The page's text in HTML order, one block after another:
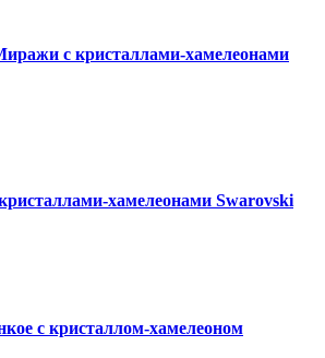
с кристаллами-хамелеонами
хамелеонами Swarovski
с кристаллом-хамелеоном